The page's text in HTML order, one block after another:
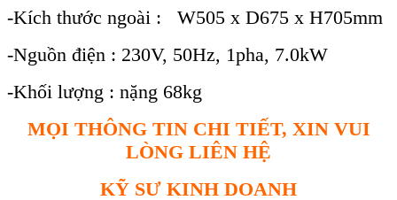
-Kích thước ngoài : W505 x D675 x H705mm
-Nguồn điện : 230V, 50Hz, 1pha, 7.0kW
-Khối lượng : nặng 68kg
MỌI THÔNG TIN CHI TIẾT, XIN VUI
LÒNG LIÊN HỆ
KỸ SƯ KINH DOANH